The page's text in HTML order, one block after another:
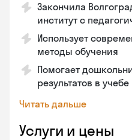
Закончила
институт с
Использует
методы обучения
Помогает
результатов в учебе
Читать дальше
Услуги и цены